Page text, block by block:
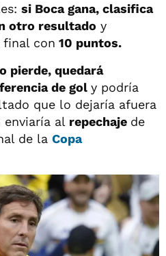
si Boca gana, clasifica
otro resultado y
final con 10 puntos.
pierde, quedará
de gol y podría
que lo dejaría afuera
al repechaje de
de la Copa